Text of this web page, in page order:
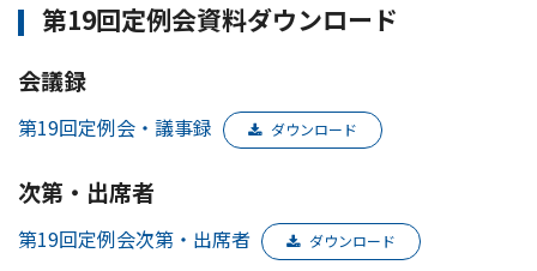
第19回定例会資料ダウンロード
会議録
第19回定例会・議事録 ダウンロード
次第・出席者
第19回定例会次第・出席者 ダウンロード